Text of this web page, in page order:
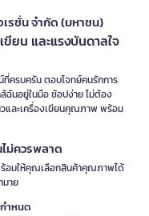
เรชั่น จำกัด (มหาชน)
ยน และแรงบันดาลใจ
ที่ครบครัน ตอบโจทย์คนรักการ
ฉันอยู่ในมือ ช้อปง่าย ไม่ต้อง
และเครื่องเขียนคุณภาพ พร้อม
ม่ควรพลาด
ร้อมให้คุณเลือกสินค้าคุณภาพได้
มาย
ำหนด